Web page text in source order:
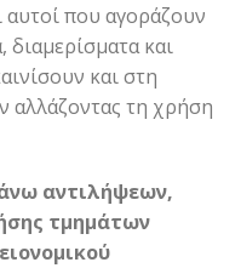
αυτοί που αγοράζουν
διαμερίσματα και
και στη
αλλάζοντας τη χρήση
αντιλήψεων,
τμημάτων